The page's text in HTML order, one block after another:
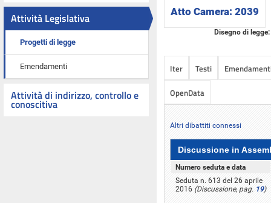
Attività Legislativa
Progetti di legge
Emendamenti
Attività di indirizzo, controllo e
conoscitiva
Atto Camera: 2039
Disegno di legge:
Iter Testi
OpenData
Altri dibattiti connessi
Discussione in
Numero seduta e data
Seduta n. 613 del 26 aprile
2016 (Discussione, pag. 19)